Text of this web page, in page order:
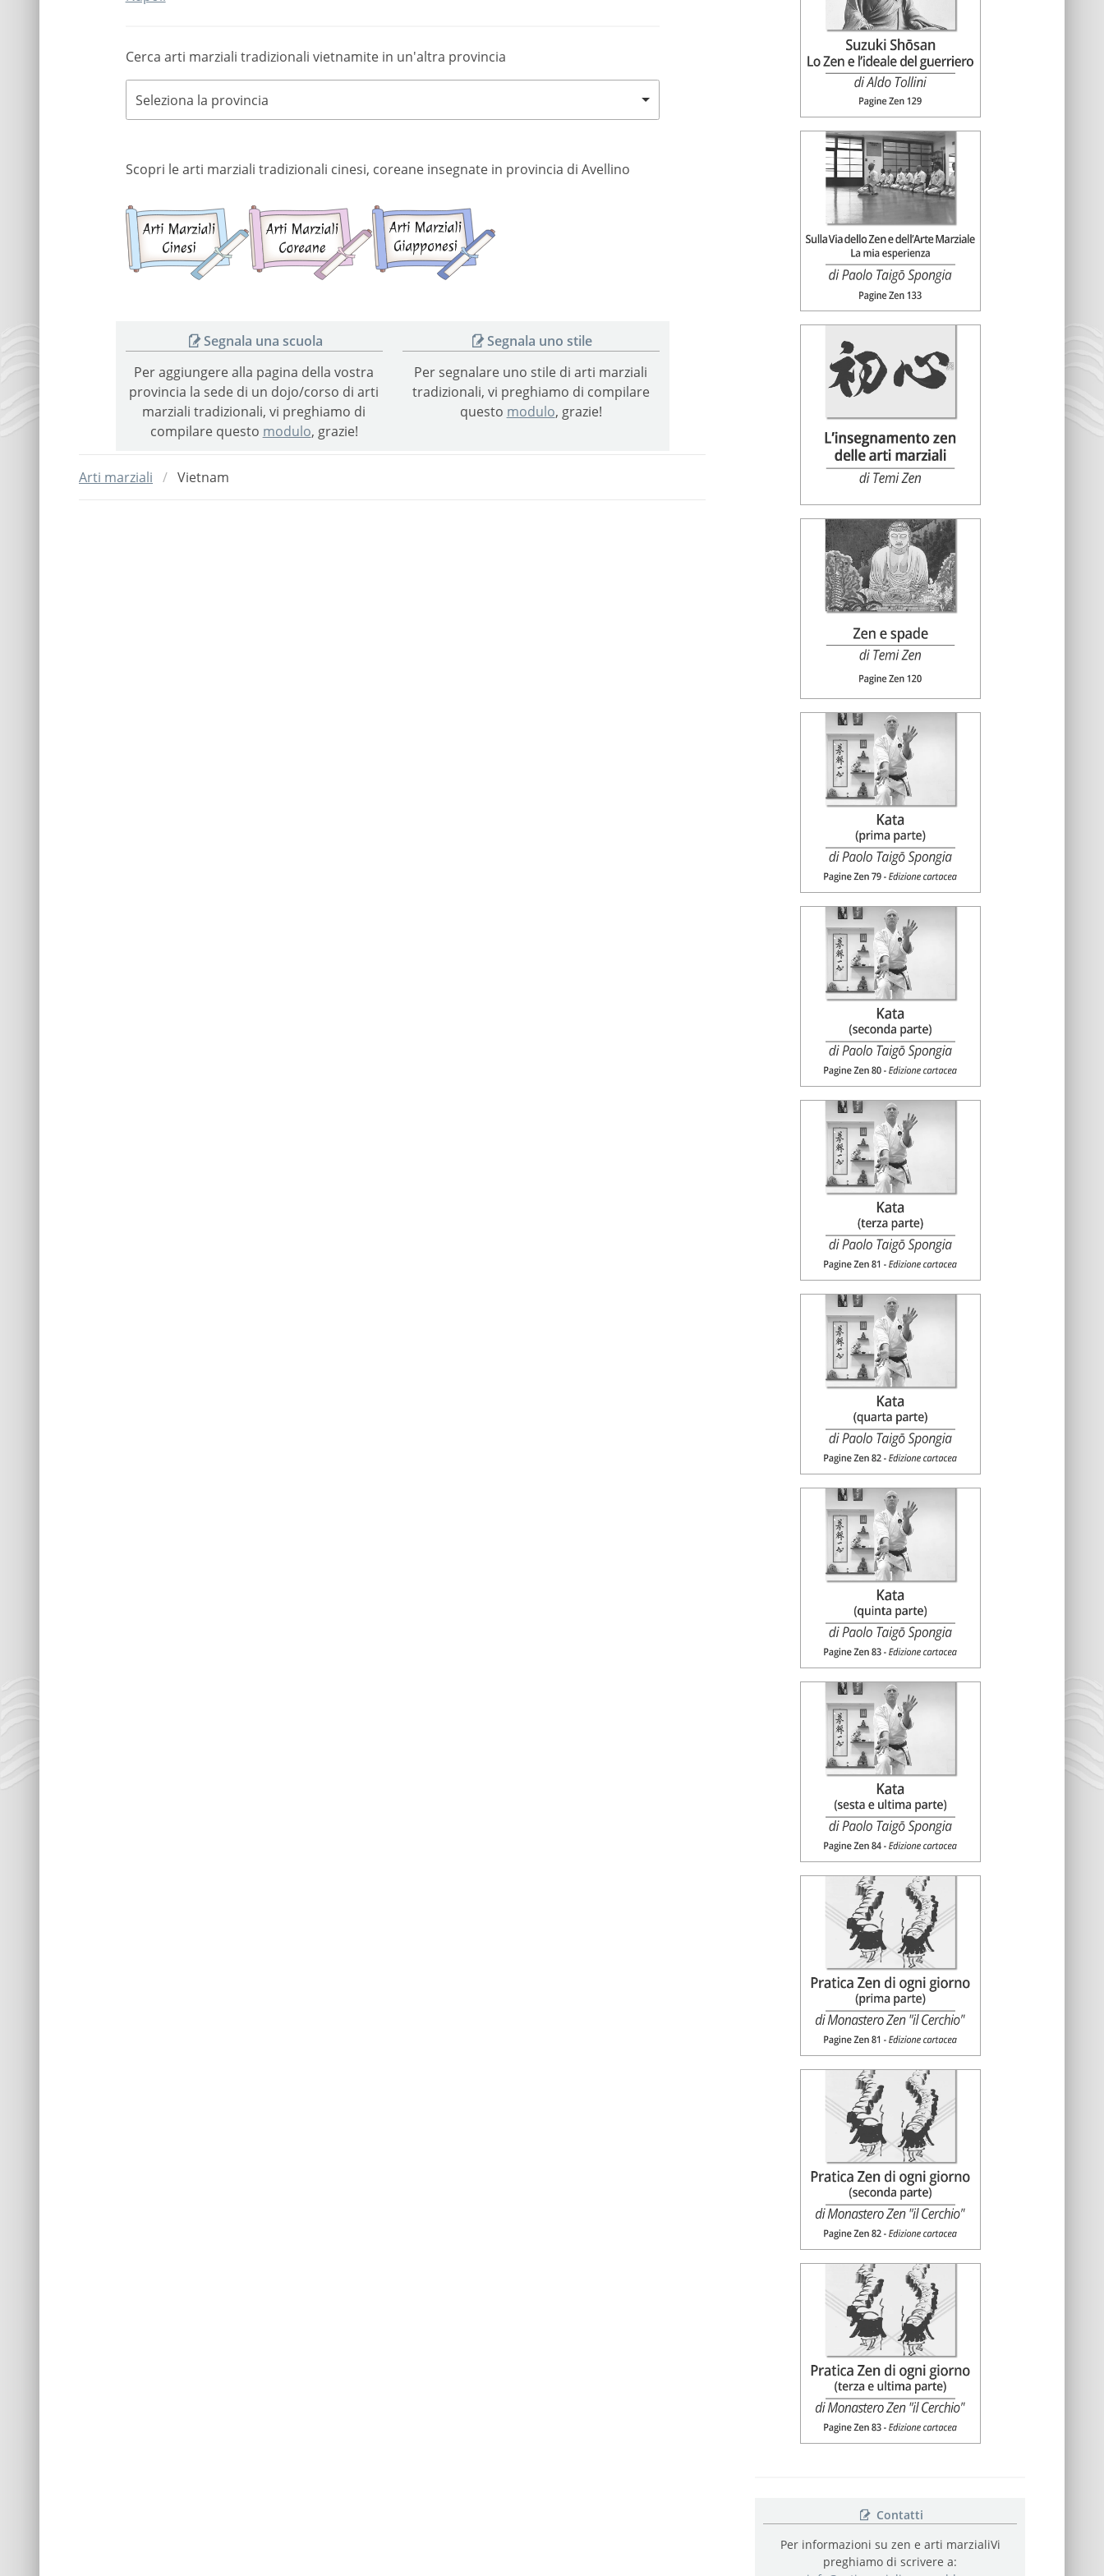
Cerca arti marziali tradizionali vietnamite in un'altra provincia
Seleziona la provincia
Scopri le arti marziali tradizionali cinesi, coreane insegnate in provincia di Avellino
Arti
marziali
cinesi
Arti
marziali
coreane
marziali
Segnala una scuola
Per aggiungere alla pagina della vostra
provincia la sede di un dojo/corso di arti
marziali tradizionali, vi preghiamo di
compilare questo modulo, grazie!
Segnala uno stile
Per segnalare uno stile di arti marziali
tradizionali, vi preghiamo di compilare
questo modulo, grazie!
Arti marziali Vietnam
Contatti
Per informazioni su zen e arti marzialiVi
preghiamo di scrivere a: